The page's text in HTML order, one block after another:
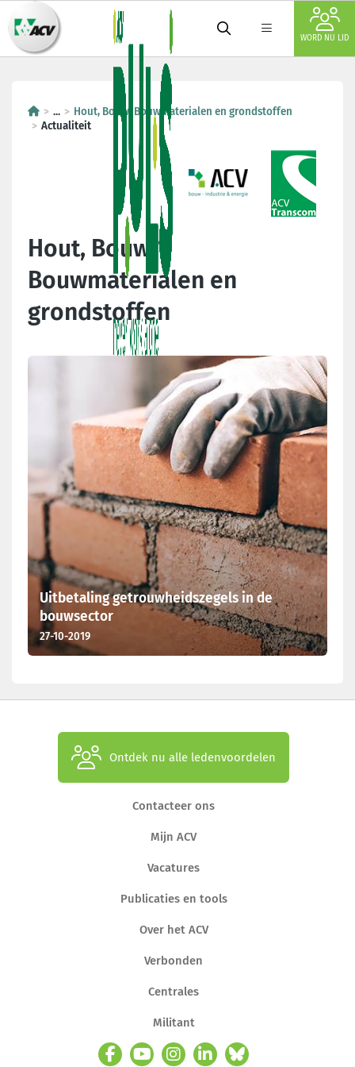
WORD NU LID
...
Hout, Bouw, Bouwmaterialen en grondstoffen
Actualiteit
Hout, Bouw,
Bouwmaterialen en
grondstoffen
Laatste nieuws
Uitbetaling getrouwheidszegels in de
bouwsector
27-10-2019
Ontdek nu alle ledenvoordelen
Contacteer ons
Mijn ACV
Vacatures
Publicaties en tools
Over het ACV
Verbonden
Centrales
Militant